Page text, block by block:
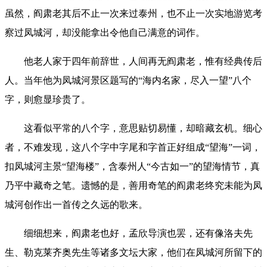
虽然，阎肃老其后不止一次来过泰州，也不止一次实地游览考
察过凤城河，却没能拿出令他自己满意的词作。
他老人家于四年前辞世，人间再无阎肃老，惟有经典传后
人。当年他为凤城河景区题写的“海内名家，尽入一望”八个
字，则愈显珍贵了。
这看似平常的八个字，意思贴切易懂，却暗藏玄机。细心
者，不难发现，这八个字中字尾和字首正好组成“望海”一词，
扣凤城河主景“望海楼”，含泰州人“今古如一”的望海情节，真
乃平中藏奇之笔。遗憾的是，善用奇笔的阎肃老终究未能为凤
城河创作出一首传之久远的歌来。
细细想来，阎肃老也好，孟欣导演也罢，还有像洛夫先
生、勒克莱齐奥先生等诸多文坛大家，他们在凤城河所留下的